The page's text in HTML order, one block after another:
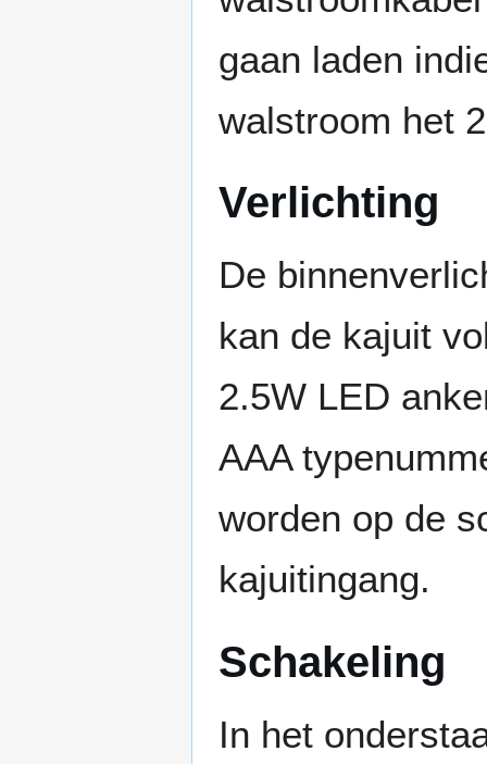
gaan laden
walstroom het
Verlichting
De
kan de kajuit
2.5W LED
AAA
worden op de
kajuitingang.
Schakeling
In het